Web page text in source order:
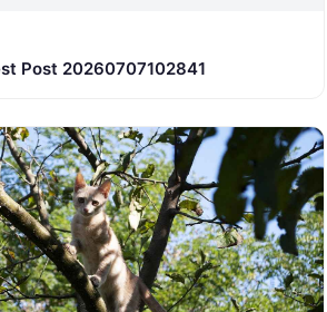
Post 20260707102841